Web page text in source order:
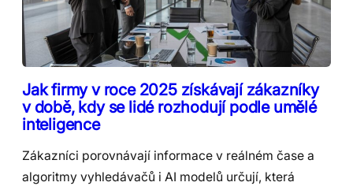
Jak firmy v roce 2025 získávají zákazníky
v době, kdy se lidé rozhodují podle umělé
inteligence
Zákazníci porovnávají informace v reálném čase a
algoritmy vyhledávačů i AI modelů určují, která